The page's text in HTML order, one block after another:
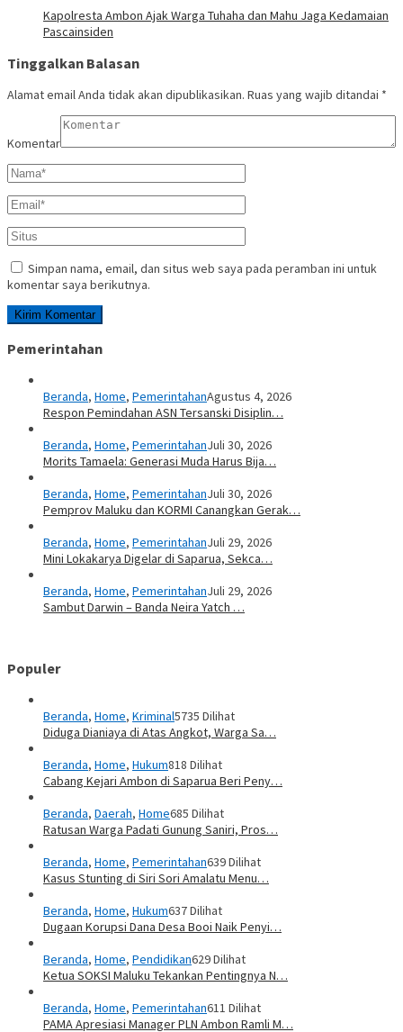
Kapolresta Ambon Ajak Warga Tuhaha dan Mahu Jaga Kedamaian
Pascainsiden
Tinggalkan Balasan
Alamat email Anda tidak akan dipublikasikan. Ruas yang wajib ditandai *
Komentar
Simpan nama, email, dan situs web saya pada peramban ini untuk
komentar saya berikutnya.
Pemerintahan
Beranda, Home, PemerintahanAgustus 4, 2026
Respon Pemindahan ASN Tersanski Disiplin…
Beranda, Home, PemerintahanJuli 30, 2026
Morits Tamaela: Generasi Muda Harus Bija…
Beranda, Home, PemerintahanJuli 30, 2026
Pemprov Maluku dan KORMI Canangkan Gerak…
Beranda, Home, PemerintahanJuli 29, 2026
Mini Lokakarya Digelar di Saparua, Sekca…
Beranda, Home, PemerintahanJuli 29, 2026
Sambut Darwin – Banda Neira Yatch …
Populer
Beranda, Home, Kriminal5735 Dilihat
Diduga Dianiaya di Atas Angkot, Warga Sa…
Beranda, Home, Hukum818 Dilihat
Cabang Kejari Ambon di Saparua Beri Peny…
Beranda, Daerah, Home685 Dilihat
Ratusan Warga Padati Gunung Saniri, Pros…
Beranda, Home, Pemerintahan639 Dilihat
Kasus Stunting di Siri Sori Amalatu Menu…
Beranda, Home, Hukum637 Dilihat
Dugaan Korupsi Dana Desa Booi Naik Penyi…
Beranda, Home, Pendidikan629 Dilihat
Ketua SOKSI Maluku Tekankan Pentingnya N…
Beranda, Home, Pemerintahan611 Dilihat
PAMA Apresiasi Manager PLN Ambon Ramli M…